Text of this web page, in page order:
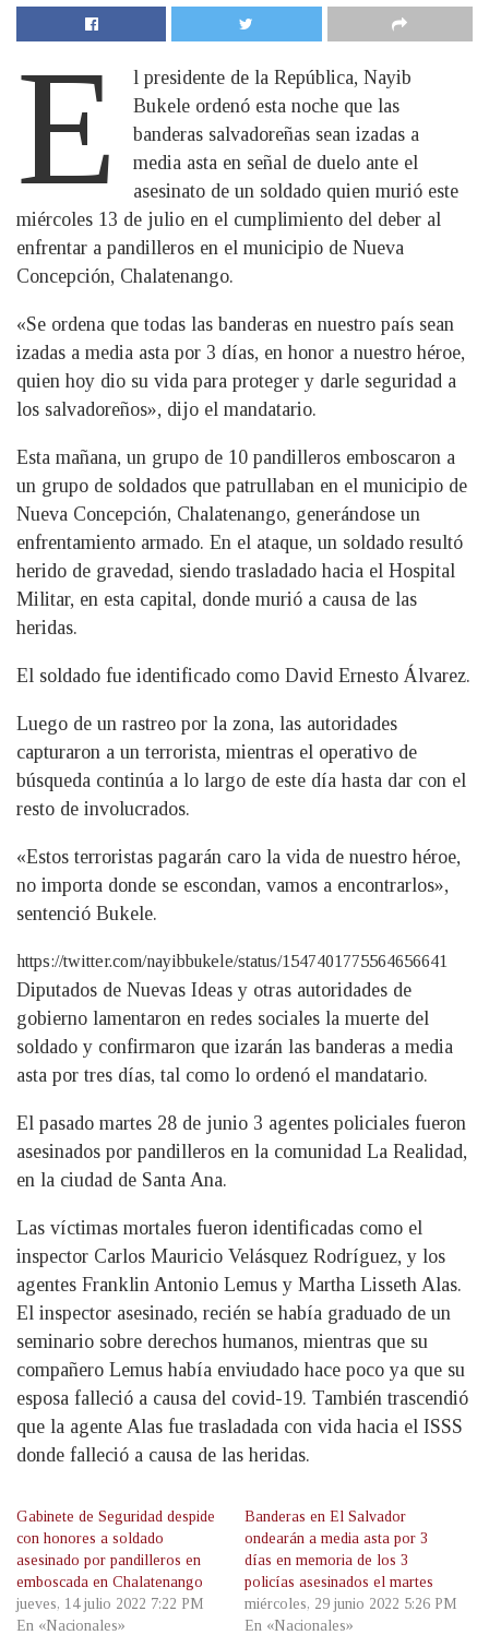
E
l presidente de la República, Nayib
Bukele ordenó esta noche que las
banderas salvadoreñas sean izadas a
media asta en señal de duelo ante el
asesinato de un soldado quien murió este
miércoles 13 de julio en el cumplimiento del deber al
enfrentar a pandilleros en el municipio de Nueva
Concepción, Chalatenango.
«Se ordena que todas las banderas en nuestro país sean
izadas a media asta por 3 días, en honor a nuestro héroe,
quien hoy dio su vida para proteger y darle seguridad a
los salvadoreños», dijo el mandatario.
Esta mañana, un grupo de 10 pandilleros emboscaron a
un grupo de soldados que patrullaban en el municipio de
Nueva Concepción, Chalatenango, generándose un
enfrentamiento armado. En el ataque, un soldado resultó
herido de gravedad, siendo trasladado hacia el Hospital
Militar, en esta capital, donde murió a causa de las
heridas.
El soldado fue identificado como David Ernesto Álvarez.
Luego de un rastreo por la zona, las autoridades
capturaron a un terrorista, mientras el operativo de
búsqueda continúa a lo largo de este día hasta dar con el
resto de involucrados.
«Estos terroristas pagarán caro la vida de nuestro héroe,
no importa donde se escondan, vamos a encontrarlos»,
sentenció Bukele.
https://twitter.com/nayibbukele/status/1547401775564656641
Diputados de Nuevas Ideas y otras autoridades de
gobierno lamentaron en redes sociales la muerte del
soldado y confirmaron que izarán las banderas a media
asta por tres días, tal como lo ordenó el mandatario.
El pasado martes 28 de junio 3 agentes policiales fueron
asesinados por pandilleros en la comunidad La Realidad,
en la ciudad de Santa Ana.
Las víctimas mortales fueron identificadas como el
inspector Carlos Mauricio Velásquez Rodríguez, y los
agentes Franklin Antonio Lemus y Martha Lisseth Alas.
El inspector asesinado, recién se había graduado de un
seminario sobre derechos humanos, mientras que su
compañero Lemus había enviudado hace poco ya que su
esposa falleció a causa del covid-19. También trascendió
que la agente Alas fue trasladada con vida hacia el ISSS
donde falleció a causa de las heridas.
Gabinete de Seguridad despide
con honores a soldado
asesinado por pandilleros en
emboscada en Chalatenango
jueves, 14 julio 2022 7:22 PM
En «Nacionales»
Banderas en El Salvador
ondearán a media asta por 3
días en memoria de los 3
policías asesinados el martes
miércoles, 29 junio 2022 5:26 PM
En «Nacionales»